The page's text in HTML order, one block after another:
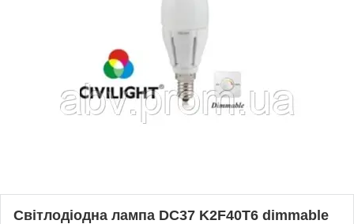
Світлодіодна лампа DC37 K2F40T6 dimmable